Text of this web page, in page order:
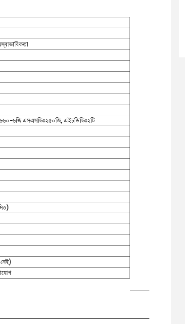
৬জি এসএসডিঃ২৫০জি, এইচডিডিঃ২টি